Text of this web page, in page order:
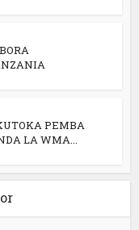
PEMBA
LA WMA...